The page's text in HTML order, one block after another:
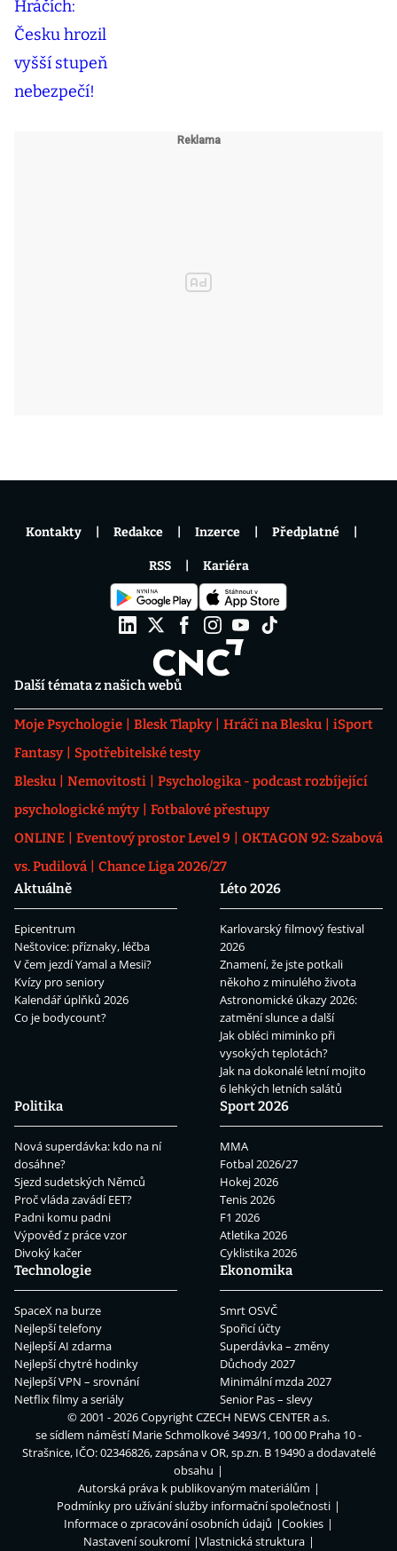
Další témata z našich webů
Moje Psychologie Blesk Tlapky Hráči na Blesku
iSport
Fantasy
Spotřebitelské testy
Blesku
Nemovitosti
Psychologika - podcast rozbíjející
psychologické mýty
Fotbalové přestupy
ONLINE
Eventový prostor Level 9
OKTAGON 92: Szabová
vs. Pudilová
Chance Liga 2026/27
Aktuálně
Epicentrum
Neštovice: příznaky, léčba
V čem jezdí Yamal a Mesii?
Kvízy pro seniory
Kalendář úplňků 2026
Co je bodycount?
Léto 2026
Karlovarský filmový festival
2026
Znamení, že jste potkali
někoho z minulého života
Astronomické úkazy 2026:
zatmění slunce a další
Jak obléci miminko při
vysokých teplotách?
Jak na dokonalé letní mojito
6 lehkých letních salátů
Politika
Nová superdávka: kdo na ní
dosáhne?
Sjezd sudetských Němců
Proč vláda zavádí EET?
Padni komu padni
Výpověď z práce vzor
Divoký kačer
Sport 2026
MMA
Fotbal 2026/27
Hokej 2026
Tenis 2026
F1 2026
Atletika 2026
Cyklistika 2026
Technologie
SpaceX na burze
Nejlepší telefony
Nejlepší AI zdarma
Nejlepší chytré hodinky
Nejlepší VPN – srovnání
Netflix filmy a seriály
Ekonomika
Smrt OSVČ
Spořicí účty
Superdávka – změny
Důchody 2027
Minimální mzda 2027
Senior Pas – slevy
Kontakty Redakce Inzerce Předplatné
RSS Kariéra
© 2001 - 2026 CopyrightCZECH NEWS CENTER a.s.
se sídlem náměstí Marie Schmolkové 3493/1, 100 00 Praha 10 -
Strašnice, IČO: 02346826, zapsána v OR, sp.zn. B 19490 a dodavatelé
obsahu
Autorská práva k publikovaným materiálům
Podmínky pro užívání služby informační společnosti
Informace o zpracování osobních údajů
Cookies
Nastavení soukromí
Vlastnická struktura